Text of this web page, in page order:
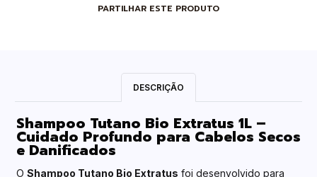
PARTILHAR ESTE PRODUTO
DESCRIÇÃO
Shampoo Tutano Bio Extratus 1L –
Cuidado Profundo para Cabelos Secos
e Danificados
O Shampoo Tutano Bio Extratus foi desenvolvido para